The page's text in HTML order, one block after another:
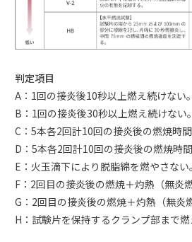
判定項目
A：1回の接炎後10秒以上燃え続けない。
B：1回の接炎後30秒以上燃え続けない。
C：5本各2回計10回の接炎後の燃焼時間
D：5本各2回計10回の接炎後の燃焼時
E：火玉滴下により脱脂綿を燃やさない。
F：2回目の接炎後の燃焼＋灼熱（無炎
G：2回目の接炎後の燃焼＋灼熱（無炎
H：試験片を保持するクランプ部まで燃